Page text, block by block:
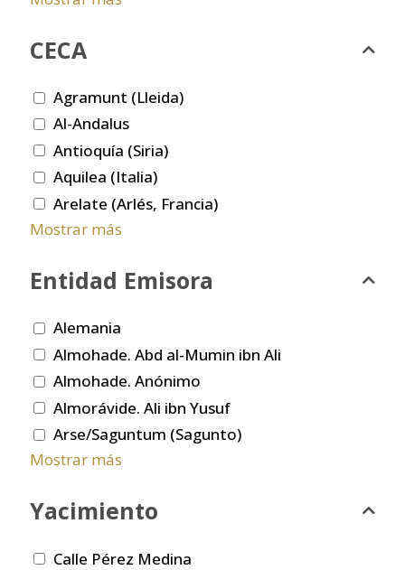
CECA
Agramunt (Lleida)
Al-Andalus
Antioquía (Siria)
Aquilea (Italia)
Arelate (Arlés, Francia)
Mostrar más
Entidad Emisora
Alemania
Almohade. Abd al-Mumin ibn Ali
Almohade. Anónimo
Almorávide. Ali ibn Yusuf
Arse/Saguntum (Sagunto)
Mostrar más
Yacimiento
Calle Pérez Medina